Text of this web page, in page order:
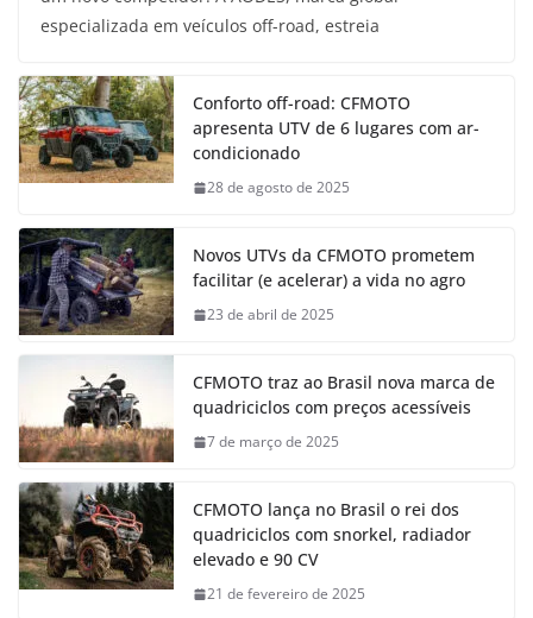
especializada em veículos off-road, estreia
Conforto off-road: CFMOTO
apresenta UTV de 6 lugares com ar-
condicionado
28 de agosto de 2025
Novos UTVs da CFMOTO prometem
facilitar (e acelerar) a vida no agro
23 de abril de 2025
CFMOTO traz ao Brasil nova marca de
quadriciclos com preços acessíveis
7 de março de 2025
CFMOTO lança no Brasil o rei dos
quadriciclos com snorkel, radiador
elevado e 90 CV
21 de fevereiro de 2025